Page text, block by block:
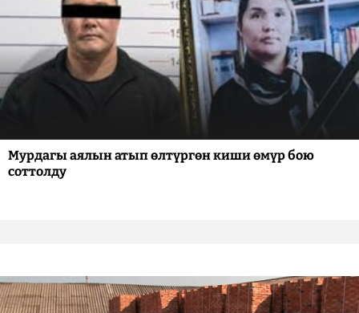
Мурдагы аялын атып өлтүргөн киши өмүр бою
соттолду